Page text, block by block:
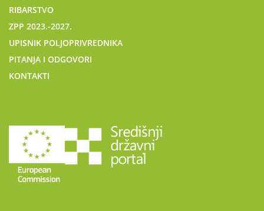
RIBARSTVO
ZPP 2023.-2027.
UPISNIK POLJOPRIVREDNIKA
PITANJA I ODGOVORI
KONTAKTI